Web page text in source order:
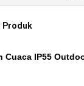
Produk
Cuaca IP55